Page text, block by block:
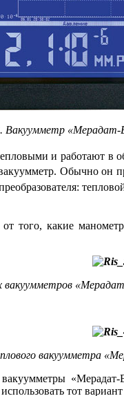
. Вакуумметр «Мерадат-
и работают в
Обычно он
то­го, какие
вакуумметров
вакуумметра
тот вариант